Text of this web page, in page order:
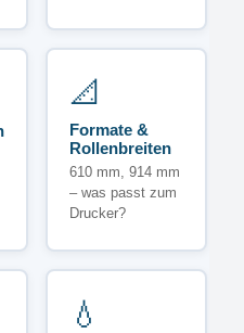
📐
Formate &
Rollenbreiten
610 mm, 914 mm
– was passt zum
Drucker?
💧